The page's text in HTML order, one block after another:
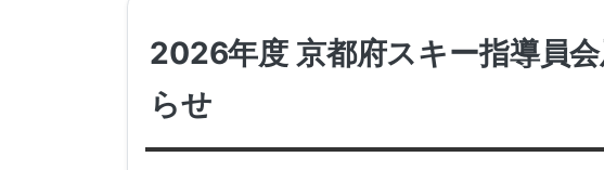
2026年度 京都府スキー指導員
らせ